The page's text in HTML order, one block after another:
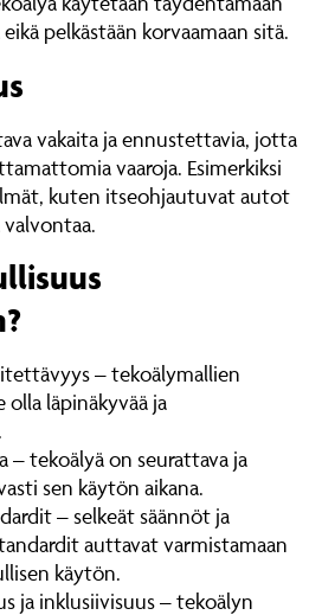
pelkästään korvaamaan sitä.
vakaita ja ennustettavia, jotta
vaaroja. Esimerkiksi
kuten itseohjautuvat autot
– tekoälymallien
läpinäkyvää ja
– tekoälyä on seurattava ja
sen käytön aikana.
– selkeät säännöt ja
auttavat varmistamaan
käytön.
ja inklusiivisuus – tekoälyn